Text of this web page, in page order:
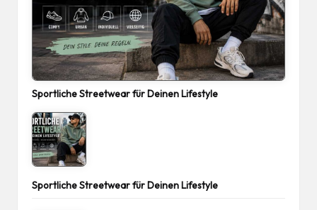
Sportliche Streetwear für Deinen Lifestyle
Sportliche Streetwear für Deinen Lifestyle